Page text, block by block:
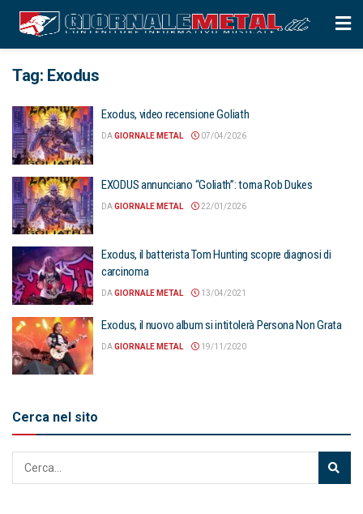
Tag: Exodus
Exodus, video recensione Goliath
DAGIORNALE METAL 07/04/2026
EXODUS annunciano “Goliath”: torna Rob Dukes
DAGIORNALE METAL 22/01/2026
Exodus, il batterista Tom Hunting scopre diagnosi di
carcinoma
DAGIORNALE METAL 13/04/2021
Exodus, il nuovo album si intitolerà Persona Non Grata
DAGIORNALE METAL 19/11/2020
Cerca nel sito